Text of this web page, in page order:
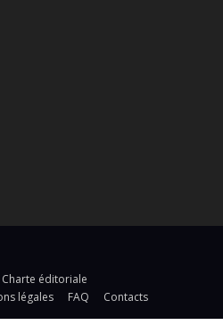
Charte éditoriale
légales FAQ Contacts